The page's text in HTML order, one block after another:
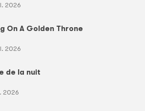
2026
On A Golden Throne
2026
de la nuit
2026